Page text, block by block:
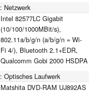
Netzwerk
Intel 82577LC Gigabit
(10/100/1000MBit/s),
802.11a/b/g/n (a/b/g/n = Wi-
Fi 4/), Bluetooth 2.1+EDR,
Qualcomm Gobi 2000 HSDPA
Optisches Laufwerk
Matshita DVD-RAM UJ892AS